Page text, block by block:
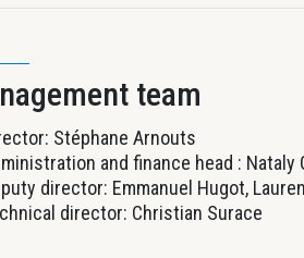
team
Stéphane Arnouts
and finance head : Nataly
director: Emmanuel Hugot,
director: Christian Surace